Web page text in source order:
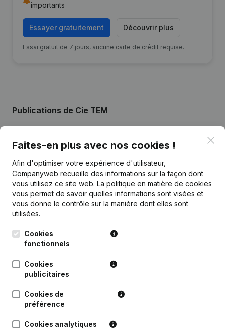
importants
Essayer gratuitement Découvrir plus
Essai gratuit de 7 jours, aucune carte de crédit requise.
Publications de Cie TEM
28-09-2022
Siège Social - Demissions,
Nominations - Statuts (Traduction,
Coordination, Autres Modifications,
…)
Succursale, etc...)
Questions fréquemment posées
Quel est le numéro d'entreprise de Compagnie
Tout est mû?
Faites-en plus avec nos cookies !
Afin d'optimiser votre expérience d'utilisateur,
Companyweb recueille des informations sur la façon dont
vous utilisez ce site web. La politique en matière de cookies
vous permet de savoir quelles informations sont visées et
vous donne le contrôle sur la manière dont elles sont
utilisées.
Cookies
fonctionnels
Cookies
publicitaires
Cookies de
préférence
Cookies analytiques